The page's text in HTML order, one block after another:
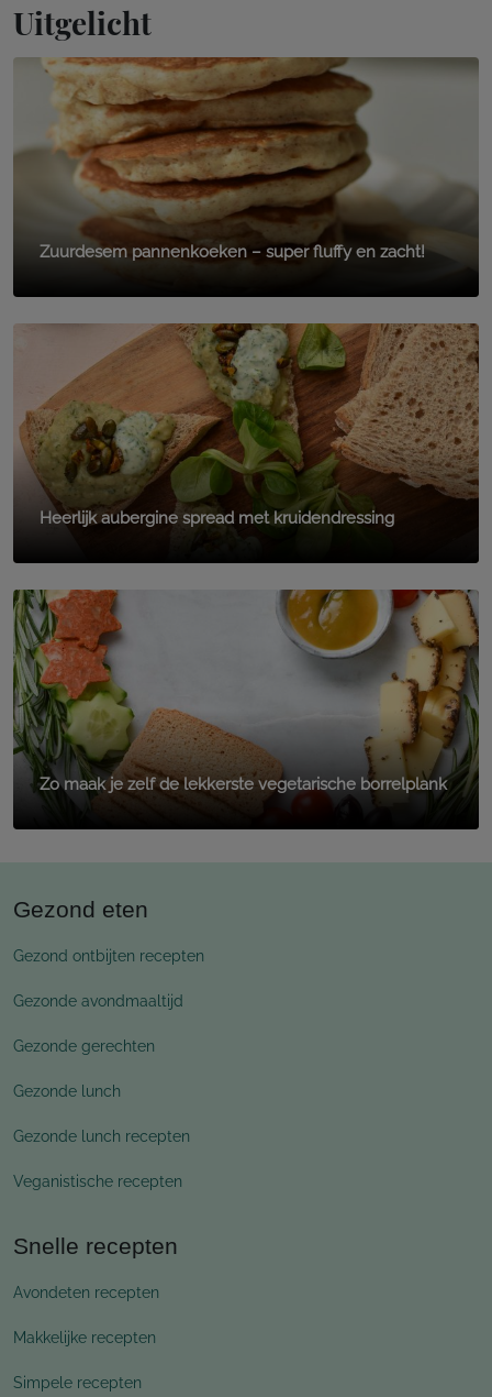
Uitgelicht
Zuurdesem pannenkoeken – super fluffy en zacht!
Heerlijk aubergine spread met kruidendressing
Zo maak je zelf de lekkerste vegetarische borrelplank
Gezond eten
Gezond ontbijten recepten
Gezonde avondmaaltijd
Gezonde gerechten
Gezonde lunch
Gezonde lunch recepten
Veganistische recepten
Snelle recepten
Avondeten recepten
Makkelijke recepten
Simpele recepten